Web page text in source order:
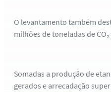
O levantamento também
milhões de toneladas de
Somadas a produção de
gerados e arrecadação